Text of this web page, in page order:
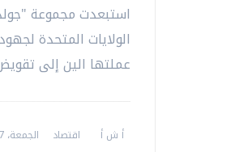
استبعدت مجموعة
الولايات المتحدة
عملتها الين إلى
أ ش أ اقتصاد الجمعة، 07 اغسطس 2026 07:49 م